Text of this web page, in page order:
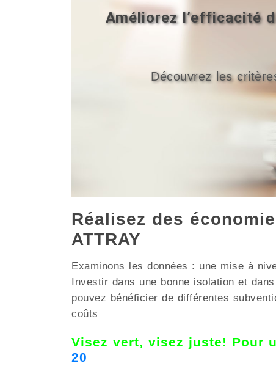
Améliorez l’efficacité
Découvrez les
Réalisez des
ATTRAY
Examinons les données : une mise à
Investir dans une bonne isolation et
pouvez bénéficier de différentes
coûts
Visez vert, visez juste! Pour
20